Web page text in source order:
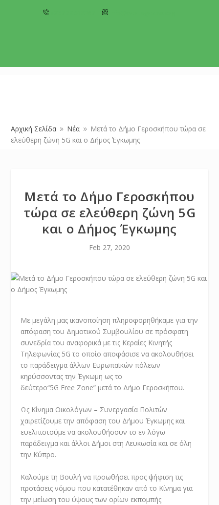
Αρχική Σελίδα 9 Νέα 9
Μετά το Δήμο Γεροσκήπου τώρα σε
ελεύθερη ζώνη 5G και ο Δήμος Έγκωμης
Μετά το Δήμο Γεροσκήπου
τώρα σε ελεύθερη ζώνη 5G
και ο Δήμος Έγκωμης
Feb 27, 2020
Με μεγάλη μας ικανοποίηση πληροφορηθήκαμε για την
απόφαση του Δημοτικού Συμβουλίου σε πρόσφατη
συνεδρία του αναφορικά με τις Κεραίες Κινητής
Τηλεφωνίας 5Gτο οποίο αποφάσισε να ακολουθήσει
το παράδειγμα άλλων Ευρωπαϊκών πόλεων
κηρύσσοντας την Έγκωμη ως το
δεύτερο“5G Free Zone” μετά το Δήμο Γεροσκήπου.
Ως Κίνημα Οικολόγων – Συνεργασία Πολιτών
χαιρετίζουμε την απόφαση του Δήμου Έγκωμης και
ευελπιστούμε να ακολουθήσουν το εν λόγω
παράδειγμα και άλλοι Δήμοι στη Λευκωσία και σε όλη
την Κύπρο.
Καλούμε τη Βουλή να προωθήσει προς ψήφιση τις
προτάσεις νόμου που κατατέθηκαν από το Κίνημα για
την μείωση του ύψους των ορίων εκπομπής